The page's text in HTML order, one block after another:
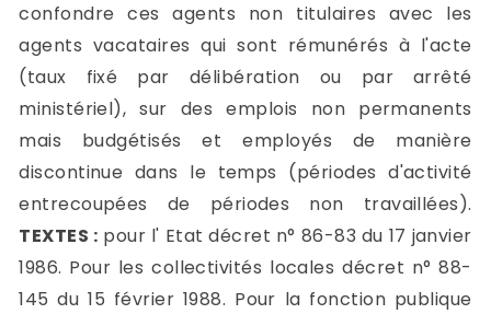
confondre ces agents non titulaires avec les
agents vacataires qui sont rémunérés à l'acte
(taux fixé par délibération ou par arrêté
ministériel), sur des emplois non permanents
mais budgétisés et employés de manière
discontinue dans le temps (périodes d'activité
entrecoupées de périodes non travaillées).
TEXTES : pour l' Etat décret n° 86-83 du 17 janvier
1986. Pour les collectivités locales décret n° 88-
145 du 15 février 1988. Pour la fonction publique